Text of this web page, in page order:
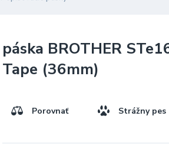
páska BROTHER
Tape (36mm)
Porovnať Strážny pes